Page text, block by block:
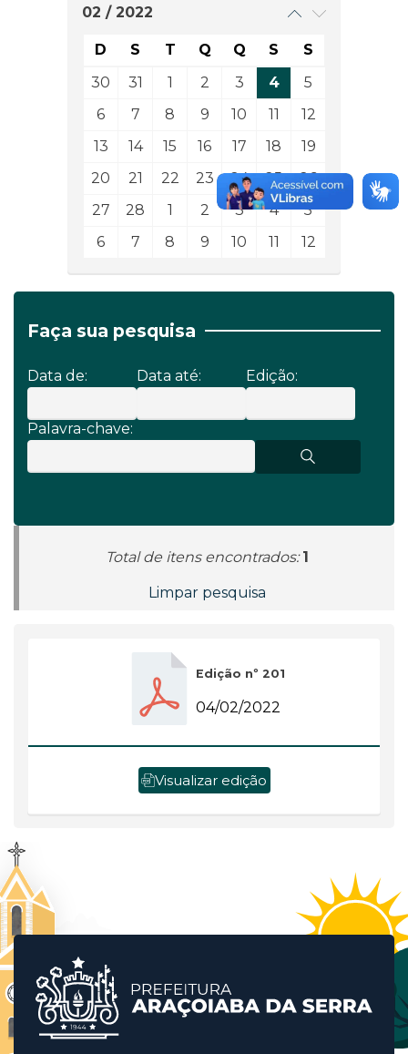
02 / 2022
D S T Q Q S
S
30
31 1 2 3 4
5
6
7 8 9 10 11
12
13
14 15 16 17 18
19
20
21 22 23 24 25
26
27
28 1 2 3 4
5
6
7 8 9 10 11 12
Faça sua pesquisa
Data de: Data até: Edição:
Palavra-chave:
Total de itens encontrados: 1
Limpar pesquisa
Edição nº 201
04/02/2022
Visualizar edição